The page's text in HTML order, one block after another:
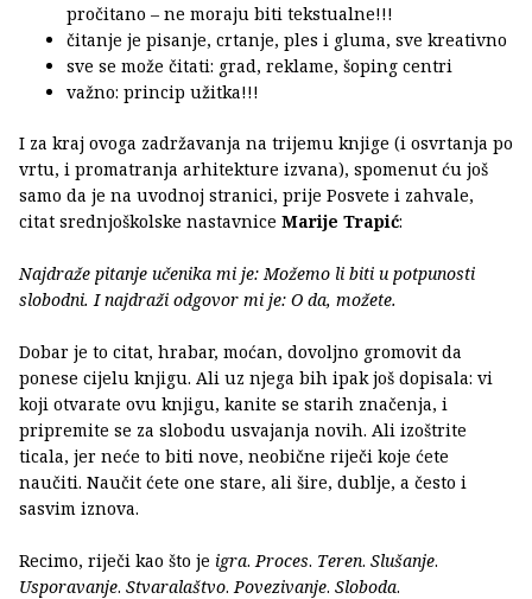
pročitano – ne moraju biti tekstualne!!!
čitanje je pisanje, crtanje, ples i gluma, sve kreativno
sve se može čitati: grad, reklame, šoping centri
važno: princip užitka!!!
I za kraj ovoga zadržavanja na trijemu knjige (i osvrtanja po
vrtu, i promatranja arhitekture izvana), spomenut ću još
samo da je na uvodnoj stranici, prije Posvete i zahvale,
citat srednjoškolske nastavnice Marije Trapić:
Najdraže pitanje učenika mi je: Možemo li biti u potpunosti
slobodni. I najdraži odgovor mi je: O da, možete.
Dobar je to citat, hrabar, moćan, dovoljno gromovit da
ponese cijelu knjigu. Ali uz njega bih ipak još dopisala: vi
koji otvarate ovu knjigu, kanite se starih značenja, i
pripremite se za slobodu usvajanja novih. Ali izoštrite
ticala, jer neće to biti nove, neobične riječi koje ćete
naučiti. Naučit ćete one stare, ali šire, dublje, a često i
sasvim iznova.
Recimo, riječi kao što je igra. Proces. Teren. Slušanje.
Usporavanje. Stvaralaštvo. Povezivanje. Sloboda.